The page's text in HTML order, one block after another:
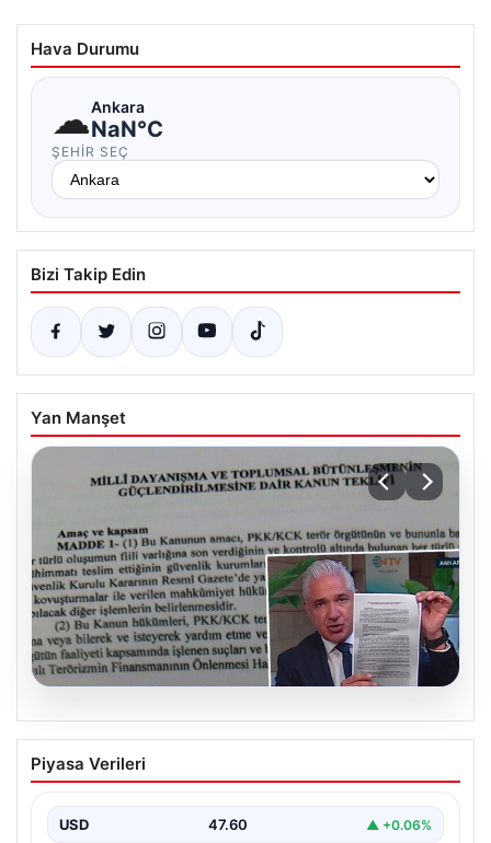
Hava Durumu
☁Ankara
NaN°C
ŞEHIR SEÇ
Bizi Takip Edin
Yan Manşet
05.08.2026
Süreç yasası teklifi tamamlandı. İşte
madde madde kanun teklifi ve
Piyasa Verileri
USD 47.60 ▲ +0.06%